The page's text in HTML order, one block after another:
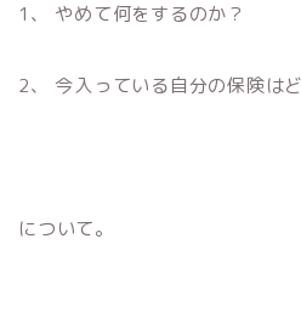
1、 やめて何をするのか？
2、 今入っている自分の保険は
について。